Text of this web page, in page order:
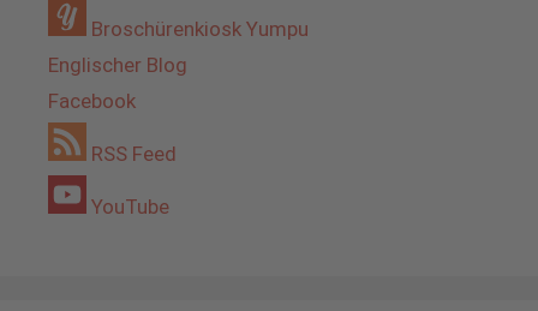
Broschürenkiosk Yumpu
Englischer Blog
Facebook
RSS Feed
YouTube